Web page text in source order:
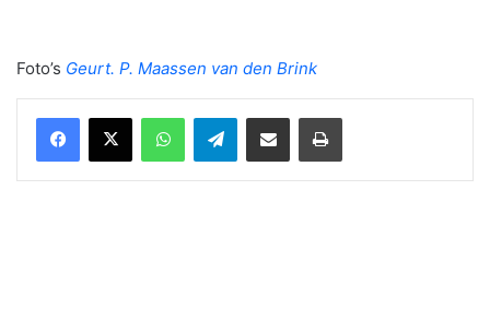
Foto’s Geurt. P. Maassen van den Brink
WhatsAppTelegramDelen via Email Print